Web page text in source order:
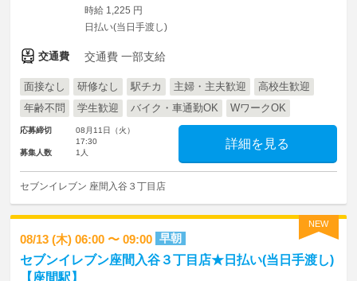
時給 1,225 円
日払い(当日手渡し)
交通費 交通費 一部支給
面接なし 研修なし 駅チカ 主婦・主夫歓迎
高校生歓迎
年齢不問
学生歓迎 バイク・車通勤OK WワークOK
応募締切
08月11日（火）
17:30
募集人数
1人
詳細を見る
セブンイレブン 座間入谷３丁目店
NEW
08/13 (木) 06:00 〜 09:00 早朝
セブンイレブン座間入谷３丁目店★日払い(当日手渡し)
【座間駅】